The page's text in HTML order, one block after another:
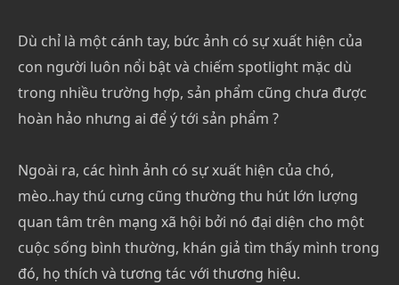
Dù chỉ là một cánh tay, bức ảnh có sự xuất hiện của
con người luôn nổi bật và chiếm spotlight mặc dù
trong nhiều trường hợp, sản phẩm cũng chưa được
hoàn hảo nhưng ai để ý tới sản phẩm ?
Ngoài ra, các hình ảnh có sự xuất hiện của chó,
mèo..hay thú cưng cũng thường thu hút lớn lượng
quan tâm trên mạng xã hội bởi nó đại diện cho một
cuộc sống bình thường, khán giả tìm thấy mình trong
đó, họ thích và tương tác với thương hiệu.